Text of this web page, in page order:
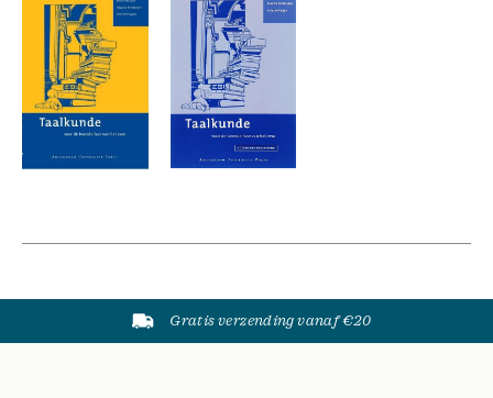
Gratis verzending vanaf €20